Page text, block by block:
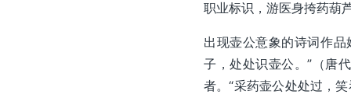
职业标识，游医身挎药葫
出现壶公意象的诗词作
子，处处识壶公。”（唐
者。“采药壶公处处过，